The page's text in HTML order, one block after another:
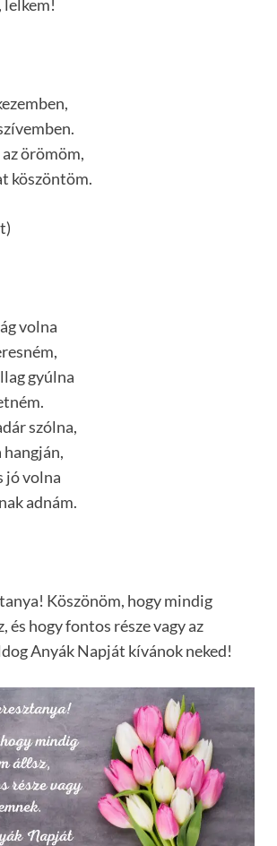
lelkem!
örömöm,
köszöntöm.
volna
gyúlna
szólna,
jó volna
adnám.
Köszönöm, hogy mindig
és hogy fontos része vagy az
Anyák Napját kívánok neked!